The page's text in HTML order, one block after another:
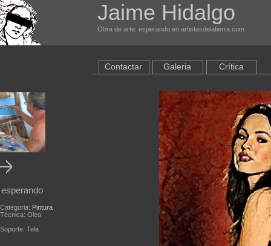
Jaime Hidalgo
Obra de arte: esperando en artistasdelatierra.com
esperando
Categoria: Pintura
Técnica: Oleo
Soporte: Tela
Contactar Galeria Crítica